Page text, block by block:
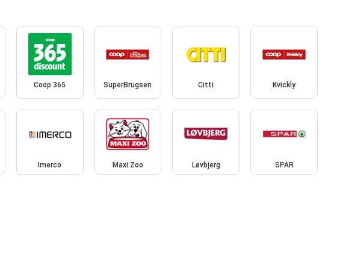
Coop 365 SuperBrugsen Citti Kvickly
Imerco Maxi Zoo Løvbjerg SPAR